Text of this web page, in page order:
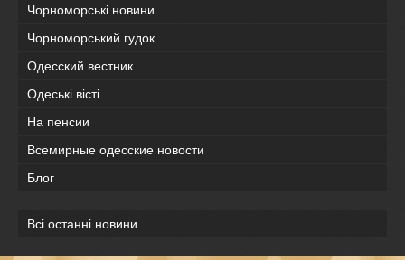
Чорноморські новини
Чорноморський гудок
Одесский вестник
Одеськi вiстi
На пенсии
Всемирные одесские новости
Блог
Всі останні новини